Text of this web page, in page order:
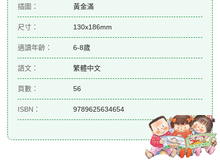
插圖： 黃金滿
尺寸： 130x186mm
適讀年齡： 6-8歲
語文： 繁體中文
頁數： 56
ISBN： 9789625634654